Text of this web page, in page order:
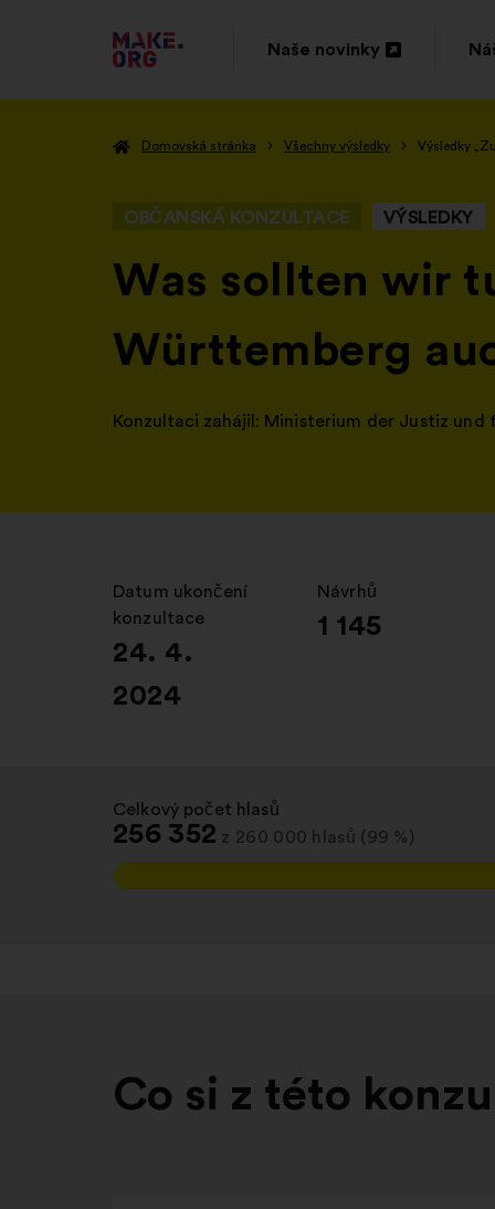
PŘEJÍT
NA
DOMOVSKOU
MAKE.ORG
Naše novinky
Domovská stránka Všechny výsledky Výsledky
OBČANSKÁ KONZULTACE VÝSLEDKY
-
Was sollten wir
Württemberg
Konzultaci zahájil: Ministerium der Justiz und
Datum ukončení
konzultace
:
24. 4.
2024
Návrhů
:
1 145
Celkový počet hlasů
:
256 352 z 260 000 hlasů (99 %)
Co si z této